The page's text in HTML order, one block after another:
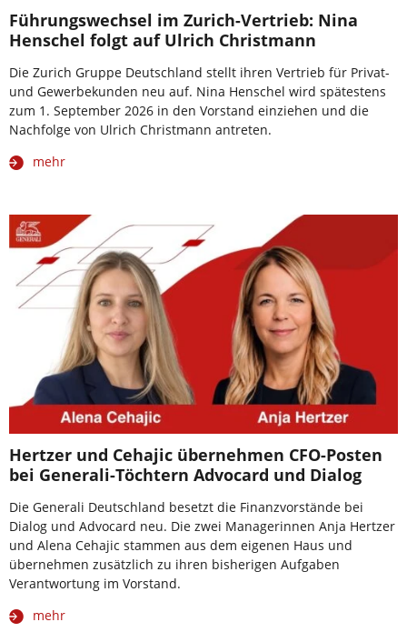
Führungswechsel im Zurich-Vertrieb: Nina
Henschel folgt auf Ulrich Christmann
Die Zurich Gruppe Deutschland stellt ihren Vertrieb für Privat-
und Gewerbekunden neu auf. Nina Henschel wird spätestens
zum 1. September 2026 in den Vorstand einziehen und die
Nachfolge von Ulrich Christmann antreten.
mehr
Hertzer und Cehajic übernehmen CFO-Posten
bei Generali-Töchtern Advocard und Dialog
Die Generali Deutschland besetzt die Finanzvorstände bei
Dialog und Advocard neu. Die zwei Managerinnen Anja Hertzer
und Alena Cehajic stammen aus dem eigenen Haus und
übernehmen zusätzlich zu ihren bisherigen Aufgaben
Verantwortung im Vorstand.
mehr